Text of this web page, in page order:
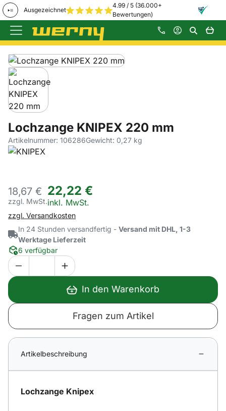
Ausgezeichnet
4.99 / 5 (36.000+
Bewertungen)
Zum Hauptinhalt springen
Produktgalerie
Zur Kaufbox springen
Lochzange KNIPEX 220 mm
Artikelnummer: 106286Gewicht: 0,27 kg
18,67 €
zzgl. MwSt.
22,22 €
Steuerhinweis:
inkl. MwSt.
zzgl. Versandkosten
In 24 Stunden versandfertig - Versand mit DHL, 1-3
Werktage Lieferzeit
6 verfügbar
In den Warenkorb
Fragen zum Artikel
Artikelbeschreibung
Lochzange Knipex